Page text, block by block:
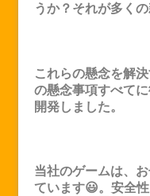
うか？それが多くの
これらの懸念を解
の懸念事項すべて
開発しました。
当社のゲームは、
ています😃。安全